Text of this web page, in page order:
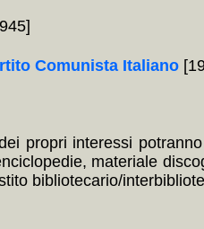
Comunista Italiano
propri interessi
materiale
bibliotecario/